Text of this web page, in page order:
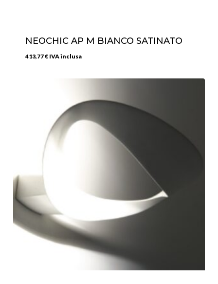
NEOCHIC AP M BIANCO SATINATO
413,77€ IVA inclusa